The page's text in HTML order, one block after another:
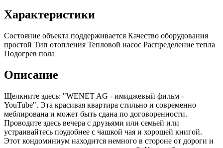
Характеристики
Состояние объекта поддерживается Качество оборудования
простой Тип отопления Тепловой насос Распределение тепла
Подогрев пола
Описание
Щелкните здесь: "WENET AG - имиджевый фильм -
YouTube". Эта красивая квартира стильно и современно
меблирована и может быть сдана по договоренности.
Проводите здесь вечера с друзьями или семьей или
устраивайтесь поудобнее с чашкой чая и хорошей книгой.
Этот кондоминиум находится немного в стороне от дороги и